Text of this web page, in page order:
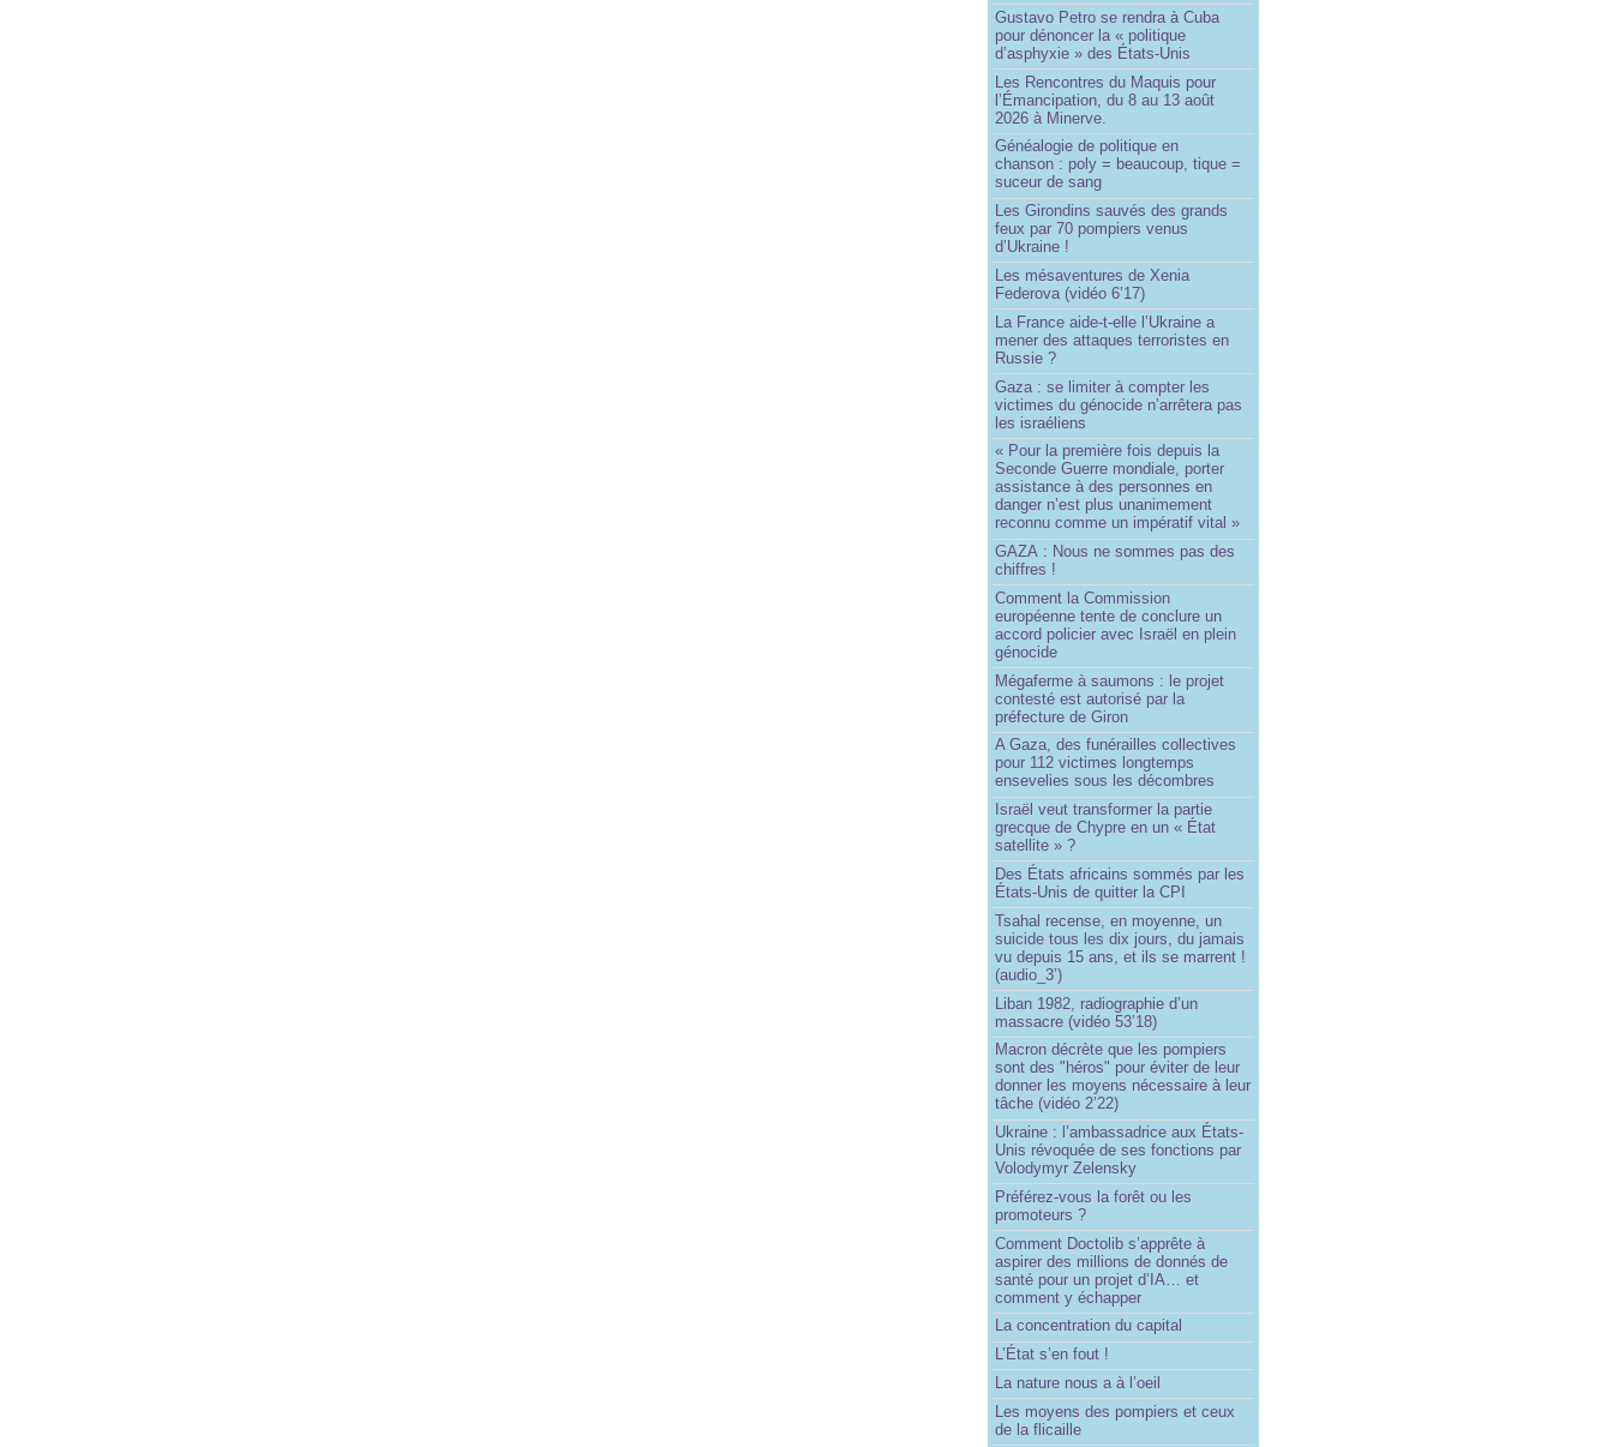
Gustavo Petro se rendra à Cuba
pour dénoncer la « politique
d’asphyxie » des États-Unis
Les Rencontres du Maquis pour
l’Émancipation, du 8 au 13 août
2026 à Minerve.
Généalogie de politique en
chanson : poly = beaucoup, tique =
suceur de sang
Les Girondins sauvés des grands
feux par 70 pompiers venus
d’Ukraine !
Les mésaventures de Xenia
Federova (vidéo 6’17)
La France aide-t-elle l’Ukraine a
mener des attaques terroristes en
Russie ?
Gaza : se limiter à compter les
victimes du génocide n’arrêtera pas
les israéliens
« Pour la première fois depuis la
Seconde Guerre mondiale, porter
assistance à des personnes en
danger n’est plus unanimement
reconnu comme un impératif vital »
GAZA : Nous ne sommes pas des
chiffres !
Comment la Commission
européenne tente de conclure un
accord policier avec Israël en plein
génocide
Mégaferme à saumons : le projet
contesté est autorisé par la
préfecture de Giron
A Gaza, des funérailles collectives
pour 112 victimes longtemps
ensevelies sous les décombres
Israël veut transformer la partie
grecque de Chypre en un « État
satellite » ?
Des États africains sommés par les
États-Unis de quitter la CPI
Tsahal recense, en moyenne, un
suicide tous les dix jours, du jamais
vu depuis 15 ans, et ils se marrent !
(audio_3’)
Liban 1982, radiographie d’un
massacre (vidéo 53’18)
Macron décrète que les pompiers
sont des "héros" pour éviter de leur
donner les moyens nécessaire à leur
tâche (vidéo 2’22)
Ukraine : l’ambassadrice aux États-
Unis révoquée de ses fonctions par
Volodymyr Zelensky
Préférez-vous la forêt ou les
promoteurs ?
Comment Doctolib s’apprête à
aspirer des millions de donnés de
santé pour un projet d’IA… et
comment y échapper
La concentration du capital
L’État s’en fout !
La nature nous a à l’oeil
Les moyens des pompiers et ceux
de la flicaille